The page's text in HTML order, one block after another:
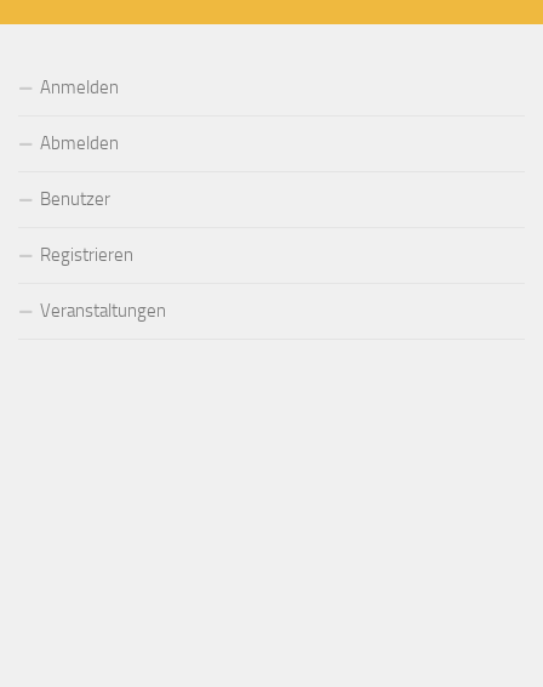
Anmelden
Abmelden
Benutzer
Registrieren
Veranstaltungen